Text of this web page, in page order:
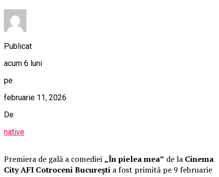
Publicat
acum 6 luni
pe
februarie 11, 2026
De
native
Premiera de gală a comediei „În pielea mea” de la Cinema
City AFI Cotroceni București a fost primită pe 9 februarie